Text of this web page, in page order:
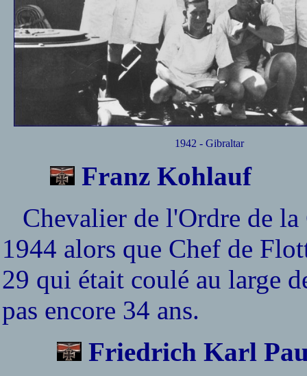
1942 - Gibraltar
Franz Kohlauf
Chevalier de l'Ordre de
1944 alors que Chef de
29 qui était coulé au large
pas encore 34 ans.
Friedrich Karl